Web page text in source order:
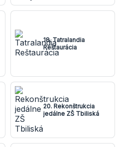
18. Tatralandia
Reštaurácia
20. Rekonštrukcia
jedálne ZŠ Tbiliská